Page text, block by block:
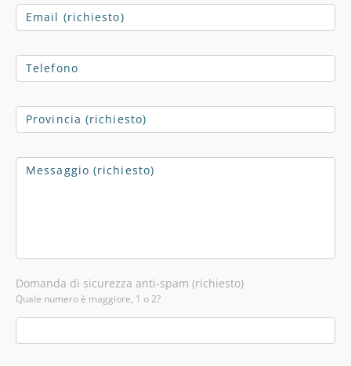
Domanda di sicurezza anti-spam (richiesto)
Quale numero è maggiore, 1 o 2?